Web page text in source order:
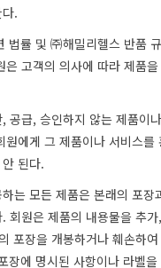
.
법률 및 ㈜해밀리헬스 반품
은 고객의 의사에 따라 제품
공급, 승인하지 않는 제품이
원에게 그 제품이나 서비스를
된다.
는 모든 제품은 본래의 포장
회원은 제품의 내용물을 추
포장을 개봉하거나 훼손하
장에 명시된 사항이나 라벨